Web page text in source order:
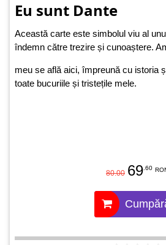
Eu sunt Dante
Această carte este simbolul viu al
îndemn către trezire și cunoaștere.
meu se află aici, împreună cu istoria
toate bucuriile și tristețile mele.
80.00 69 .60